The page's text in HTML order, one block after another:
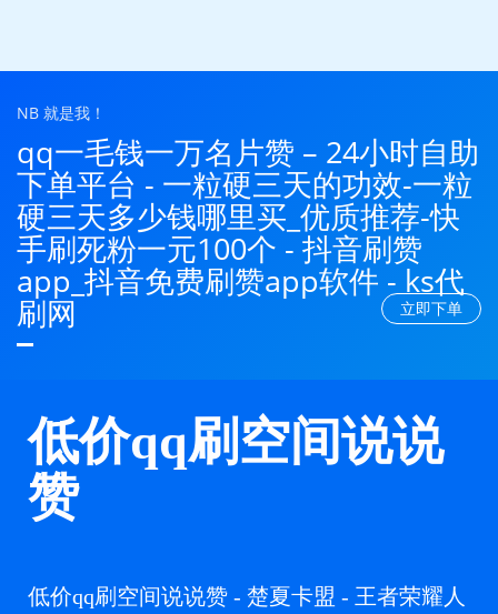
NB 就是我！
qq一毛钱一万名片赞 – 24小时自助
下单平台 - 一粒硬三天的功效-一粒
硬三天多少钱哪里买_优质推荐-快
手刷死粉一元100个 - 抖音刷赞
app_抖音免费刷赞app软件 - ks代
刷网 立即下单
低价qq刷空间说说
赞
低价qq刷空间说说赞 - 楚夏卡盟 - 王者荣耀人